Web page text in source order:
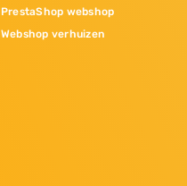
PrestaShop webshop
Webshop verhuizen